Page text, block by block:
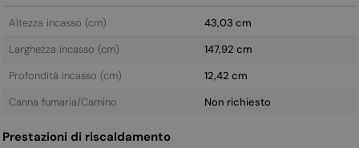
Altezza incasso (cm)
43,03 cm
Larghezza incasso (cm)
147,92 cm
Profondità incasso (cm)
12,42 cm
Canna fumaria/Camino
Non richiesto
Prestazioni di riscaldamento